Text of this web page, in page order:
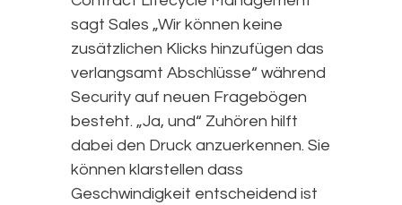
sagt Sales „Wir können keine
zusätzlichen Klicks hinzufügen das
verlangsamt Abschlüsse“ während
Security auf neuen Fragebögen
besteht. „Ja, und“ Zuhören hilft
dabei den Druck anzuerkennen. Sie
können klarstellen dass
Geschwindigkeit entscheidend ist